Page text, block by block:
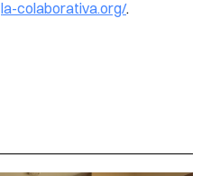
la-colaborativa.org/.